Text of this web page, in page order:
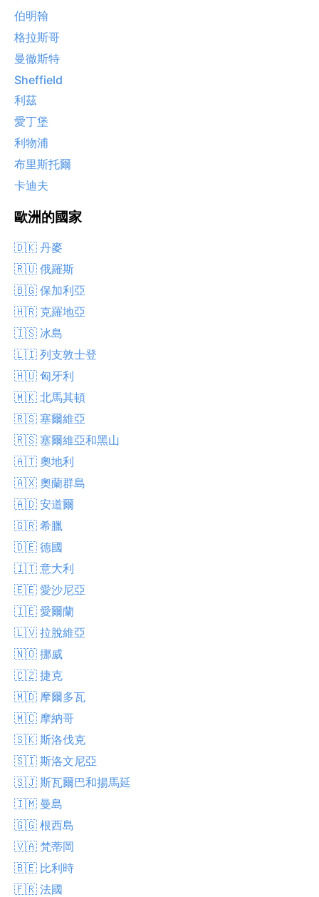
伯明翰
格拉斯哥
曼徹斯特
Sheffield
利茲
愛丁堡
利物浦
布里斯托爾
卡迪夫
歐洲的國家
🇩🇰 丹麥
🇷🇺 俄羅斯
🇧🇬 保加利亞
🇭🇷 克羅地亞
🇮🇸 冰島
🇱🇮 列支敦士登
🇭🇺 匈牙利
🇲🇰 北馬其頓
🇷🇸 塞爾維亞
🇷🇸 塞爾維亞和黑山
🇦🇹 奧地利
🇦🇽 奧蘭群島
🇦🇩 安道爾
🇬🇷 希臘
🇩🇪 德國
🇮🇹 意大利
🇪🇪 愛沙尼亞
🇮🇪 愛爾蘭
🇱🇻 拉脫維亞
🇳🇴 挪威
🇨🇿 捷克
🇲🇩 摩爾多瓦
🇲🇨 摩納哥
🇸🇰 斯洛伐克
🇸🇮 斯洛文尼亞
🇸🇯 斯瓦爾巴和揚馬延
🇮🇲 曼島
🇬🇬 根西島
🇻🇦 梵蒂岡
🇧🇪 比利時
🇫🇷 法國